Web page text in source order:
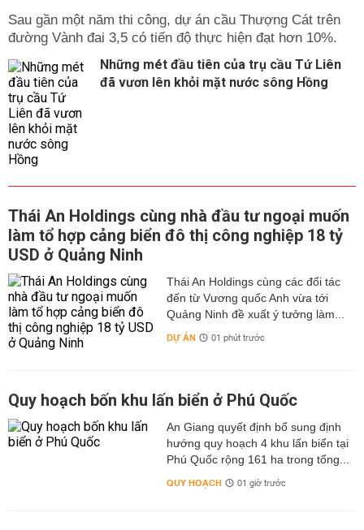
Sau gần một năm thi công, dự án cầu Thượng Cát trên
đường Vành đai 3,5 có tiến độ thực hiện đạt hơn 10%.
Những mét đầu tiên của trụ cầu Tứ Liên
đã vươn lên khỏi mặt nước sông Hồng
Thái An Holdings cùng nhà đầu tư ngoại muốn
làm tổ hợp cảng biển đô thị công nghiệp 18 tỷ
USD ở Quảng Ninh
Thái An Holdings cùng các đối tác
đến từ Vương quốc Anh vừa tới
Quảng Ninh đề xuất ý tưởng làm...
DỰ ÁN 01 phút trước
Quy hoạch bốn khu lấn biển ở Phú Quốc
An Giang quyết định bổ sung định
hướng quy hoạch 4 khu lấn biển tại
Phú Quốc rộng 161 ha trong tổng...
QUY HOẠCH 01 giờ trước